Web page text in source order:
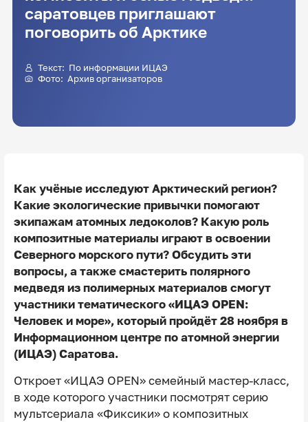
саратовцев приглашают
поговорить об Арктике
Текст: По информации ИЦАЭ
Фото: Архив организаторов
Как учёные исследуют Арктический регион?
Какие экологические привычки помогают
экипажам атомных ледоколов? Какую роль
композитные материалы играют в освоении
Северного морского пути? Обсудить эти
вопросы, а также смастерить полярного
медведя из полимерных материалов смогут
участники тематического «ИЦАЭ OPEN:
Человек и море», который пройдёт 28 ноября в
Информационном центре по атомной энергии
(ИЦАЭ) Саратова.
Откроет «ИЦАЭ OPEN» семейный мастер-класс,
в ходе которого участники посмотрят серию
мультсериала «Фиксики» о композитных